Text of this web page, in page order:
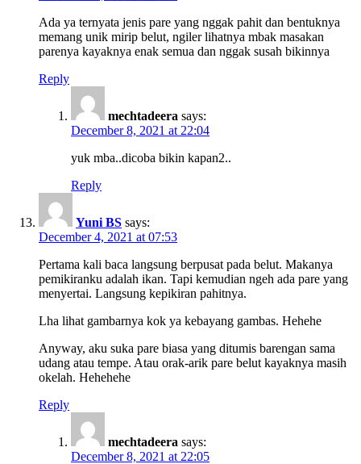
Ada ya ternyata jenis pare yang nggak pahit dan bentuknya
memang unik mirip belut, ngiler lihatnya mbak masakan
parenya kayaknya enak semua dan nggak susah bikinnya
Reply
mechtadeera says:
December 8, 2021 at 22:04
yuk mba..dicoba bikin kapan2..
Reply
Yuni BS says:
December 4, 2021 at 07:53
Pertama kali baca langsung berpusat pada belut. Makanya
pemikiranku adalah ikan. Tapi kemudian ngeh ada pare yang
menyertai. Langsung kepikiran pahitnya.
Lha lihat gambarnya kok ya kebayang gambas. Hehehe
Anyway, aku suka pare biasa yang ditumis barengan sama
udang atau tempe. Atau orak-arik pare belut kayaknya masih
okelah. Hehehehe
Reply
mechtadeera says:
December 8, 2021 at 22:05